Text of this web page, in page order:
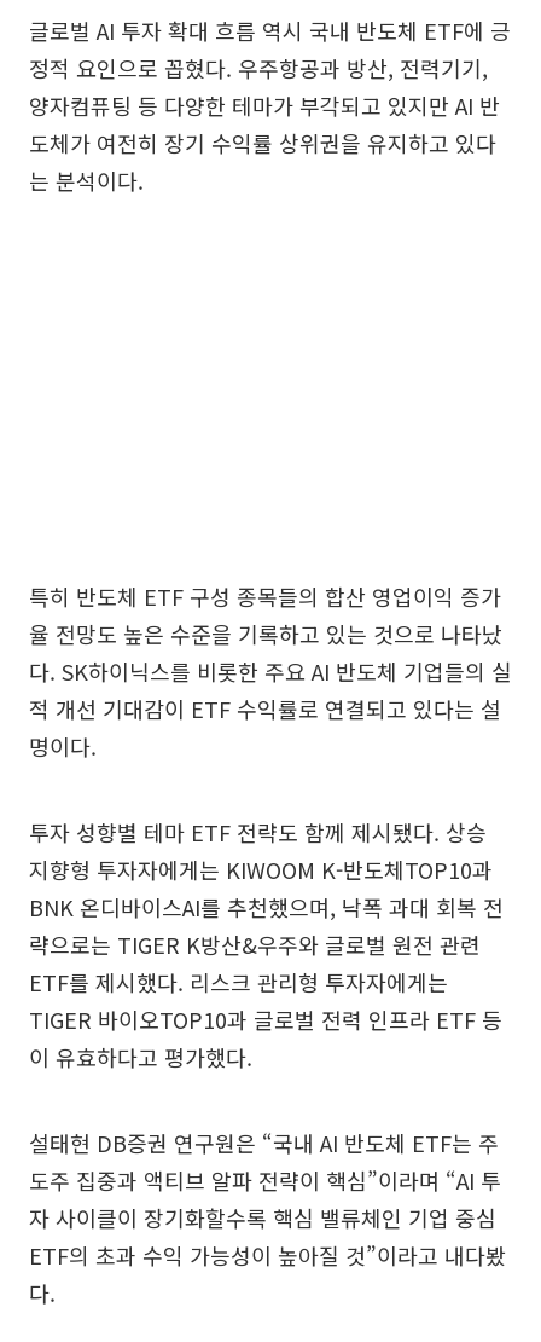
글로벌 AI 투자 확대 흐름 역시 국내 반도체 ETF에 긍
정적 요인으로 꼽혔다. 우주항공과 방산, 전력기기,
양자컴퓨팅 등 다양한 테마가 부각되고 있지만 AI 반
도체가 여전히 장기 수익률 상위권을 유지하고 있다
는 분석이다.
특히 반도체 ETF 구성 종목들의 합산 영업이익 증가
율 전망도 높은 수준을 기록하고 있는 것으로 나타났
다. SK하이닉스를 비롯한 주요 AI 반도체 기업들의 실
적 개선 기대감이 ETF 수익률로 연결되고 있다는 설
명이다.
투자 성향별 테마 ETF 전략도 함께 제시됐다. 상승
지향형 투자자에게는 KIWOOM K-반도체TOP10과
BNK 온디바이스AI를 추천했으며, 낙폭 과대 회복 전
략으로는 TIGER K방산&우주와 글로벌 원전 관련
ETF를 제시했다. 리스크 관리형 투자자에게는
TIGER 바이오TOP10과 글로벌 전력 인프라 ETF 등
이 유효하다고 평가했다.
설태현 DB증권 연구원은 “국내 AI 반도체 ETF는 주
도주 집중과 액티브 알파 전략이 핵심”이라며 “AI 투
자 사이클이 장기화할수록 핵심 밸류체인 기업 중심
ETF의 초과 수익 가능성이 높아질 것”이라고 내다봤
다.